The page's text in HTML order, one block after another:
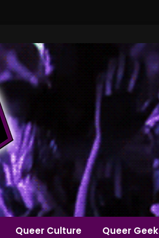
Queer Culture Queer Geek